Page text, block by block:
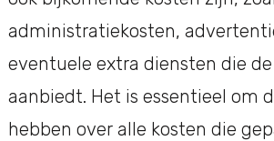
administratiekosten,
eventuele extra diensten die
aanbiedt. Het is essentieel om
hebben over alle kosten die